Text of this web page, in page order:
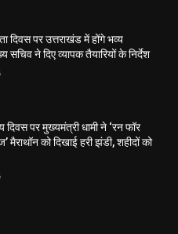
दिवस पर उत्तराखंड में होंगे भव्य
सचिव ने दिए व्यापक तैयारियों के निर्देश
दिवस पर मुख्यमंत्री धामी ने ‘रन फॉर
मैराथॉन को दिखाई हरी झंडी, शहीदों को